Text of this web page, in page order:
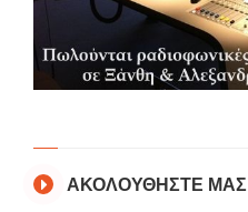
ΑΚΟΛΟΥΘΗΣΤΕ ΜΑΣ